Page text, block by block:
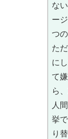
な
ー
つ
た
に
て
ら
人
挙
り